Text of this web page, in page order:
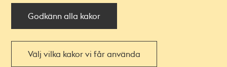
Godkänn alla kakor
Välj vilka kakor vi får använda